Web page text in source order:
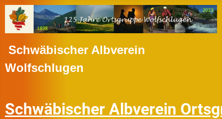
Schwäbischer Albverein
Wolfschlugen
Schwäbischer Albverein